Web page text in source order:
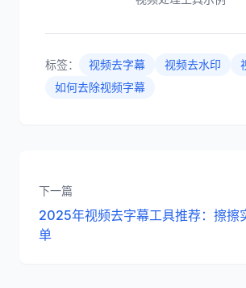
标签： 视频去字幕 视频去水印
如何去除视频字幕
下一篇
2025年视频去字幕工具推荐：擦擦
单